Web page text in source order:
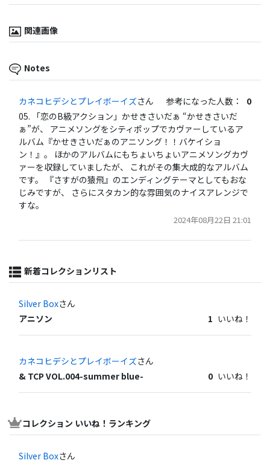
関連画像
Notes
カネコヒデシとプレイボーイズさん 参考になった人数：
0
05. 「恋のB級アクション」かせきさいだぁ “かせきさいだ
ぁ”が、 アニメソングをシティポップでカヴァーしているア
ルバム『かせきさいだぁのアニソング！！バケイショ
ン！』。 ほかのアルバムにもちょいちょいアニメソングカヴ
ァーを収録していましたが、 これがその集大成的なアルバム
です。 『さすがの猿飛』のエンディングテーマとしてもおな
じみですが、 さらにスタカン的な雰囲気のナイスアレンジで
すな。
2024年08月22日 21:01
新着コレクションリスト
Silver Boxさん
アニソン
1 いいね！
カネコヒデシとプレイボーイズさん
& TCP VOL.004-summer blue-
0 いいね！
コレクション いいね！ランキング
Silver Boxさん